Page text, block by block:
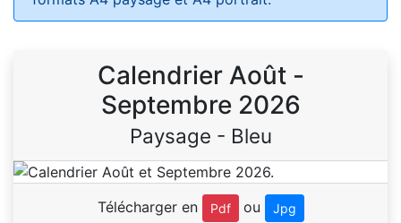
Calendrier Août -
Septembre 2026
Paysage - Bleu
Télécharger en Pdf ou Jpg